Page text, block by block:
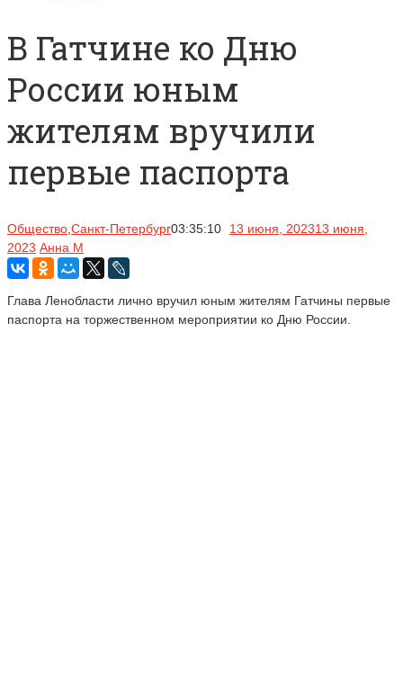
В Гатчине ко Дню
России юным
жителям вручили
первые паспорта
Общество Санкт-Петербург03:35:10 13 июня, 202313 июня,
2023 Анна М
Глава Ленобласти лично вручил юным жителям Гатчины первые
паспорта на торжественном мероприятии ко Дню России.